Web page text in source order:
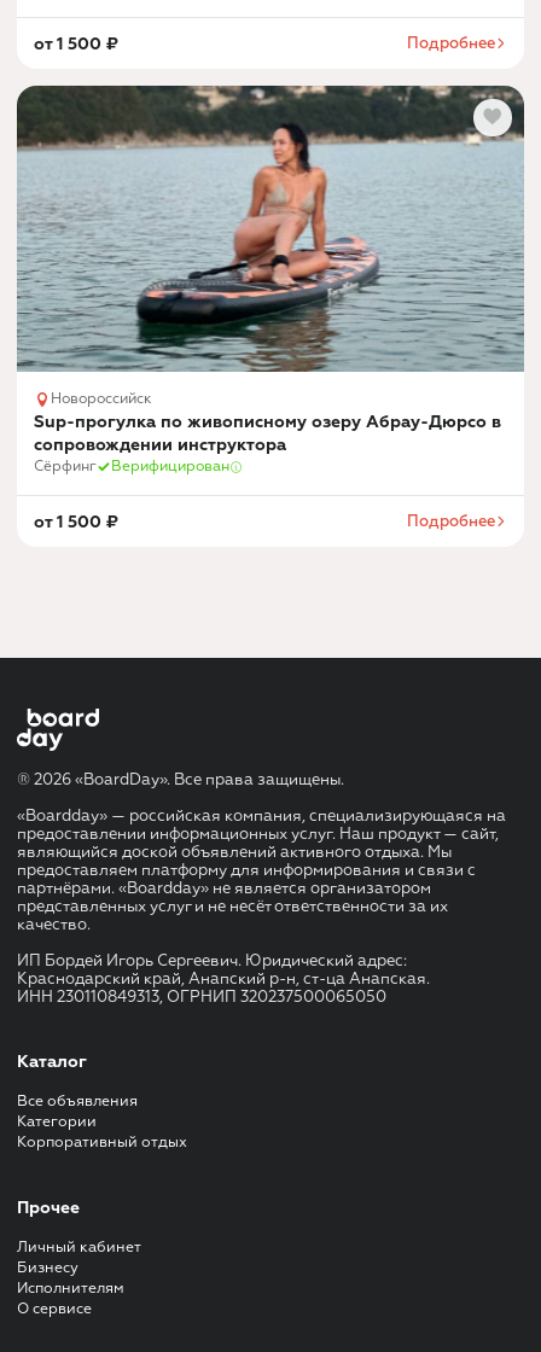
от1 500 ₽ Подробнее
Новороссийск
Sup-прогулка по живописному озеру Абрау-Дюрсо в
сопровождении инструктора
Сёрфинг Верифицирован
от1 500 ₽ Подробнее
® 2026 «BoardDay». Все права защищены.
«Boardday» — российская компания, специализирующаяся на
предоставлении информационных услуг. Наш продукт — сайт,
являющийся доской объявлений активного отдыха. Мы
предоставляем платформу для информирования и связи с
партнёрами. «Boardday» не является организатором
представленных услуг и не несёт ответственности за их
качество.
ИП Бордей Игорь Сергеевич. Юридический адрес:
Краснодарский край, Анапский р-н, ст-ца Анапская.
ИНН 230110849313, ОГРНИП 320237500065050
Каталог
Все объявления
Категории
Корпоративный отдых
Прочее
Личный кабинет
Бизнесу
Исполнителям
О сервисе